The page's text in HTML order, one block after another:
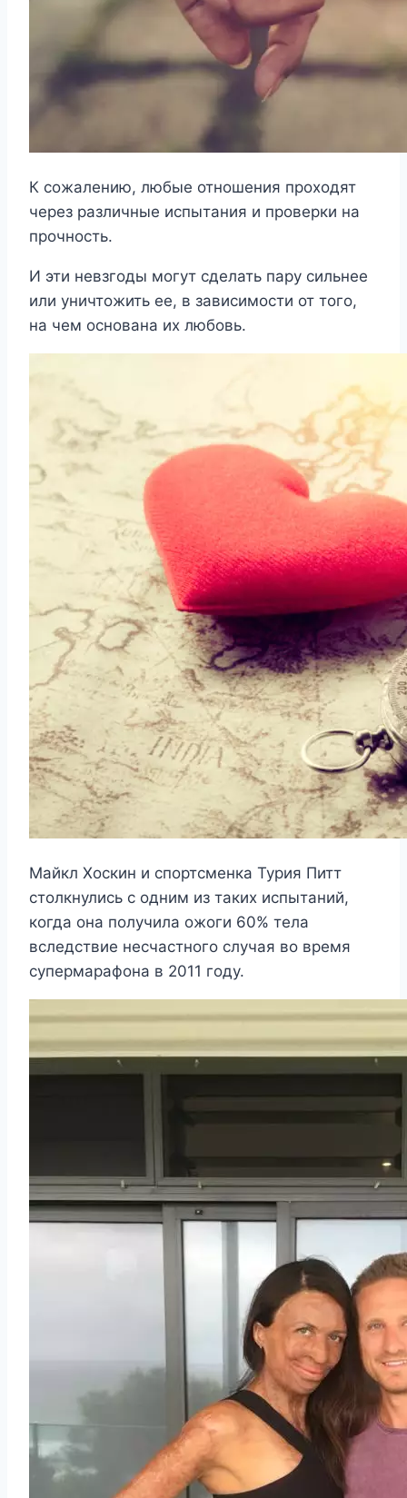
К сожалению, любые отношения проходят
через различные испытания и проверки на
прочность.
И эти невзгоды могут сделать пару сильнее
или уничтожить ее, в зависимости от того,
на чем основана их любовь.
Майкл Хоскин и спортсменка Турия Питт
столкнулись с одним из таких испытаний,
когда она получила ожоги 60% тела
вследствие несчастного случая во время
супермарафона в 2011 году.